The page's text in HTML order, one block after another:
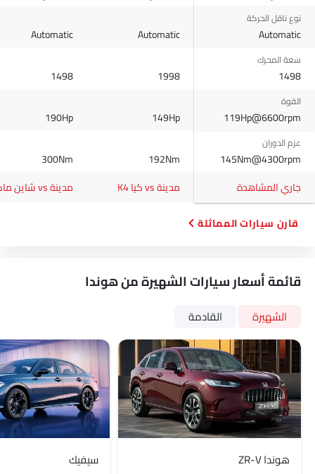
نوع ناقل الحركة
Automatic
Automatic
Automatic
سعة المحرك
1498
1998
1498
القوة
119Hp@6600rpm
149Hp
190Hp
عزم الدوران
145Nm@4300rpm
192Nm
300Nm
جاري المشاهدة
مدينة vs كيا K4
مدينة vs شاين ماكس
قارن سيارات المماثلة
قائمة أسعار سيارات الشهيرة من هوندا
الشهيرة القادمة
هوندا ZR-V سيفيك